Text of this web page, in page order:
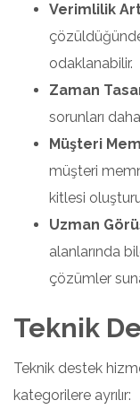
Verimlilik
odaklanabilir.
Zaman
sorunları
Müşteri
müşteri
kitlesi
Uzman
alanlarında
çözümler
Teknik
Teknik destek
kategorilere ayrılır: